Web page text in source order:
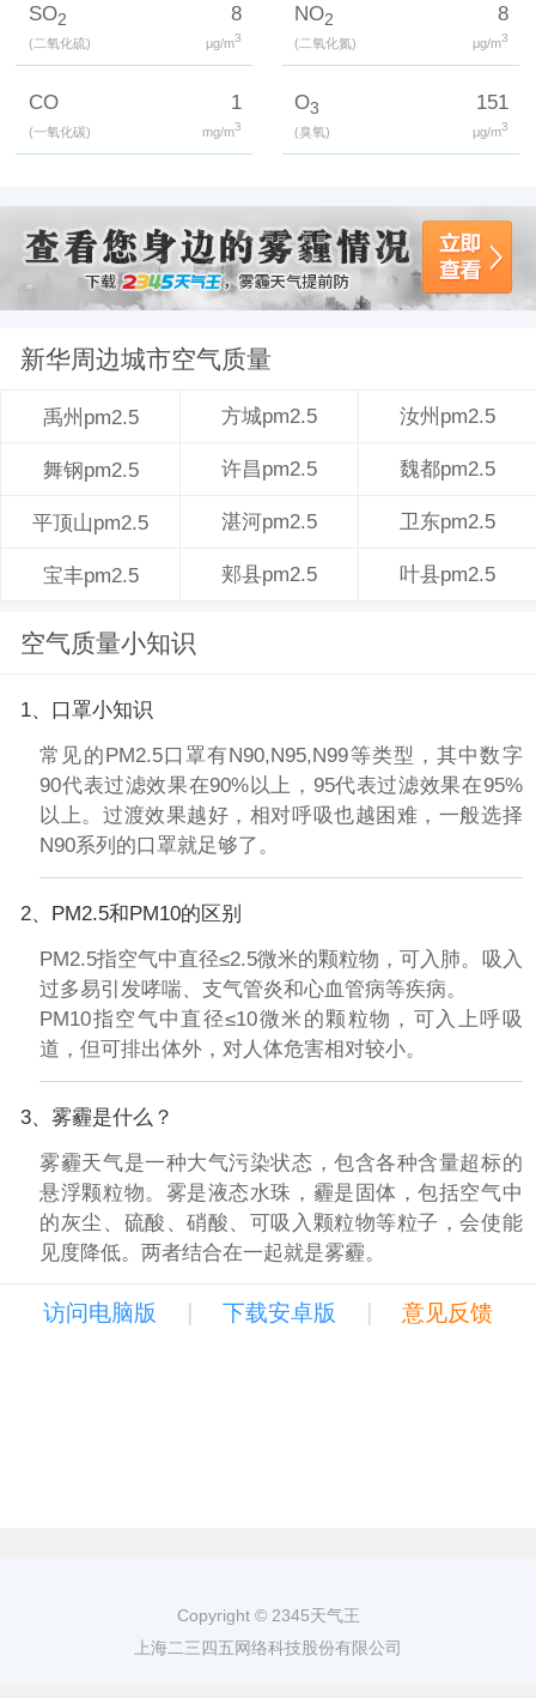
SO2
(二氧化硫)
8
μg/m3
NO2
(二氧化氮)
8
μg/m3
CO
(一氧化碳)
1
mg/m3
O3
(臭氧)
151
μg/m3
新华周边城市空气质量
禹州pm2.5 方城pm2.5 汝州pm2.5
舞钢pm2.5 许昌pm2.5 魏都pm2.5
平顶山pm2.5 湛河pm2.5 卫东pm2.5
宝丰pm2.5 郏县pm2.5 叶县pm2.5
空气质量小知识
1、口罩小知识
常见的PM2.5口罩有N90,N95,N99等类型，其中数字
90代表过滤效果在90%以上，95代表过滤效果在95%
以上。过渡效果越好，相对呼吸也越困难，一般选择
N90系列的口罩就足够了。
2、PM2.5和PM10的区别
PM2.5指空气中直径≤2.5微米的颗粒物，可入肺。吸入
过多易引发哮喘、支气管炎和心血管病等疾病。
PM10指空气中直径≤10微米的颗粒物，可入上呼吸
道，但可排出体外，对人体危害相对较小。
3、雾霾是什么？
雾霾天气是一种大气污染状态，包含各种含量超标的
悬浮颗粒物。雾是液态水珠，霾是固体，包括空气中
的灰尘、硫酸、硝酸、可吸入颗粒物等粒子，会使能
见度降低。两者结合在一起就是雾霾。
访问电脑版 | 下载安卓版 | 意见反馈
Copyright © 2345天气王
上海二三四五网络科技股份有限公司